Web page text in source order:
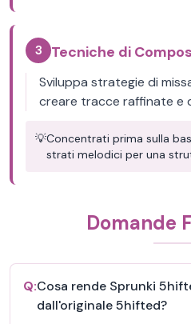
3 Tecniche di
Sviluppa strategie di
creare tracce raffinate e
💡Concentrati prima sulla
strati melodici per una
Domande
Q:Cosa rende Sprunki
dall'originale 5hifted?